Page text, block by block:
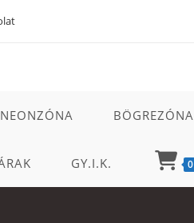
NEONZÓNA BÖGREZÓNA
GY.I.K. 0